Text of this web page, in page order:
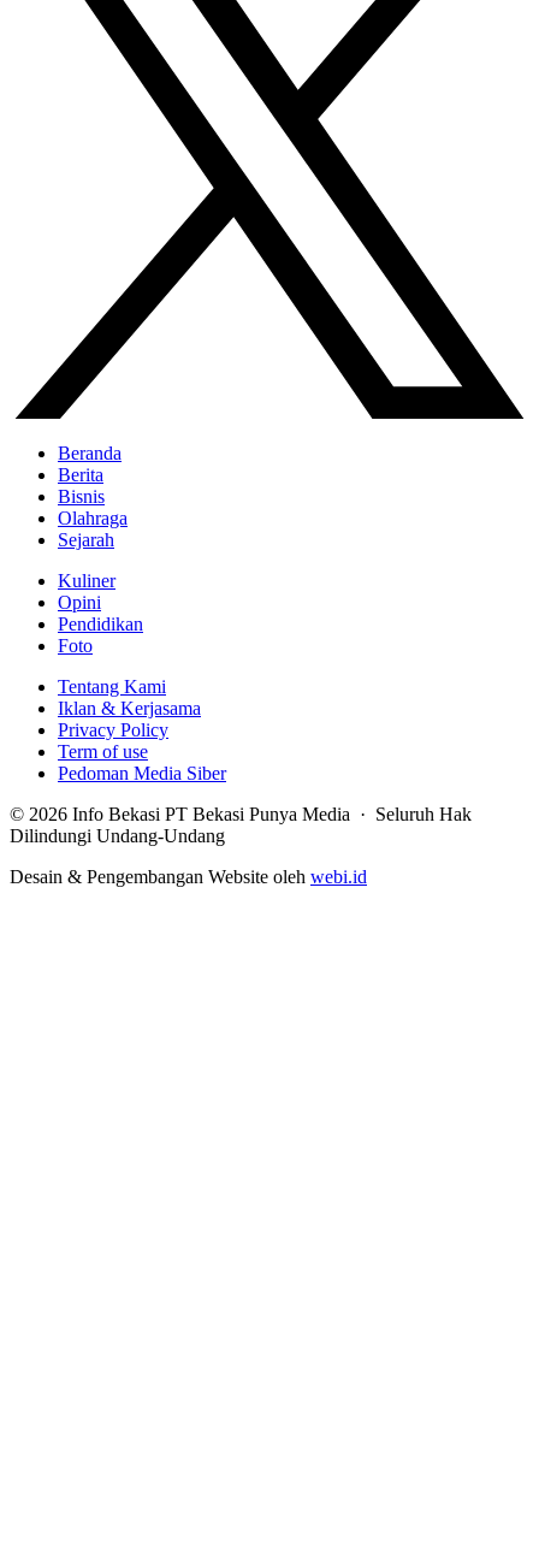
Beranda
Berita
Bisnis
Olahraga
Sejarah
Kuliner
Opini
Pendidikan
Foto
Tentang Kami
Iklan & Kerjasama
Privacy Policy
Term of use
Pedoman Media Siber
© 2026 Info Bekasi PT Bekasi Punya Media · Seluruh Hak
Dilindungi Undang-Undang
Desain & Pengembangan Website oleh webi.id